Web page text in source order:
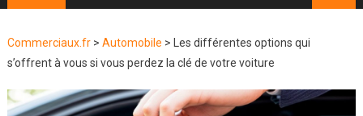
Commerciaux.fr> Automobile >
Les différentes options qui
s’offrent à vous si vous perdez la clé de votre voiture